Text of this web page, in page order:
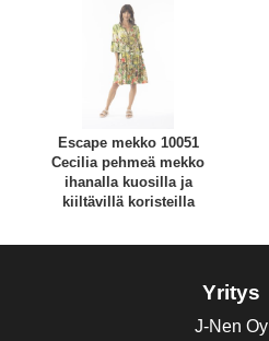
Escape mekko 10051
Cecilia pehmeä mekko
ihanalla kuosilla ja
kiiltävillä koristeilla
Yritys
J-Nen Oy